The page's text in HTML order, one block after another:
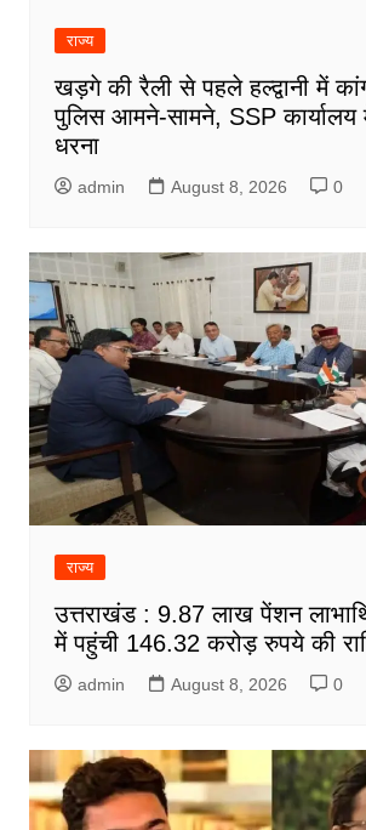
राज्य
खड़गे की रैली से पहले हल्द्वानी में
पुलिस आमने-सामने, SSP कार्यालय
धरना
admin August 8, 2026 0
राज्य
उत्तराखंड : 9.87 लाख पेंशन
में पहुंची 146.32 करोड़ रुपये की
admin August 8, 2026 0